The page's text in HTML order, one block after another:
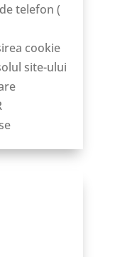
telefon (
cookie
site-ului